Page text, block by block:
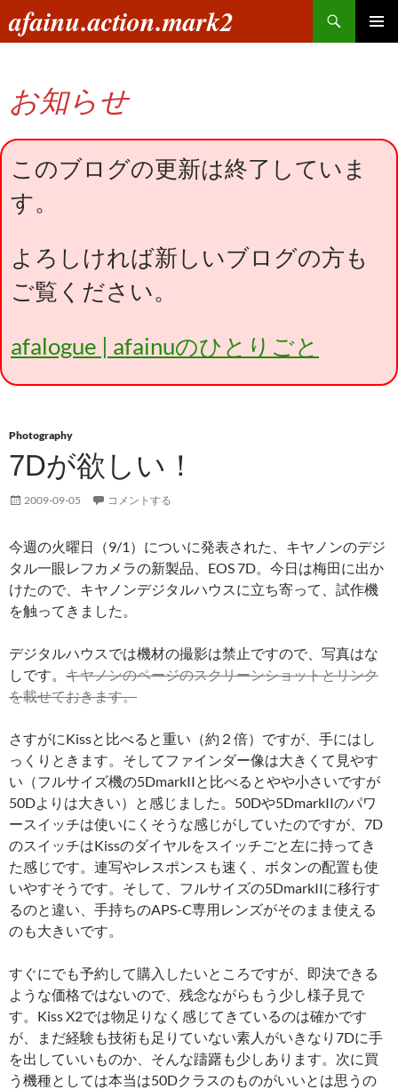
ン
へ
ス
キ
プ
afainu.action.mark2
索
お知らせ
このブログの更新は終了していま
す。
よろしければ新しいブログの方も
ご覧ください。
afalogue | afainuのひとりごと
Photography
7Dが欲しい！
2009-09-05 コメントする
今週の火曜日（9/1）についに発表された、キヤノンのデジ
タル一眼レフカメラの新製品、EOS 7D。今日は梅田に出か
けたので、キヤノンデジタルハウスに立ち寄って、試作機
を触ってきました。
デジタルハウスでは機材の撮影は禁止ですので、写真はな
しです。 キヤノンのページのスクリーンショットとリンク
を載せておきます。
さすがにKissと比べると重い（約２倍）ですが、手にはし
っくりときます。そしてファインダー像は大きくて見やす
い（フルサイズ機の5DmarkIIと比べるとやや小さいですが
50Dよりは大きい）と感じました。50Dや5DmarkIIのパワ
ースイッチは使いにくそうな感じがしていたのですが、7D
のスイッチはKissのダイヤルをスイッチごと左に持ってき
た感じです。連写やレスポンスも速く、ボタンの配置も使
いやすそうです。そして、フルサイズの5DmarkIIに移行す
るのと違い、手持ちのAPS-C専用レンズがそのまま使える
のも大きいです。
すぐにでも予約して購入したいところですが、即決できる
ような価格ではないので、残念ながらもう少し様子見で
す。Kiss X2では物足りなく感じてきているのは確かです
が、まだ経験も技術も足りていない素人がいきなり7Dに手
を出していいものか、そんな躊躇も少しあります。次に買
う機種としては本当は50Dクラスのものがいいとは思うの